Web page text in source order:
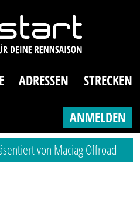
ADRESSEN STRECKEN
ANMELDEN
von Maciag Offroad